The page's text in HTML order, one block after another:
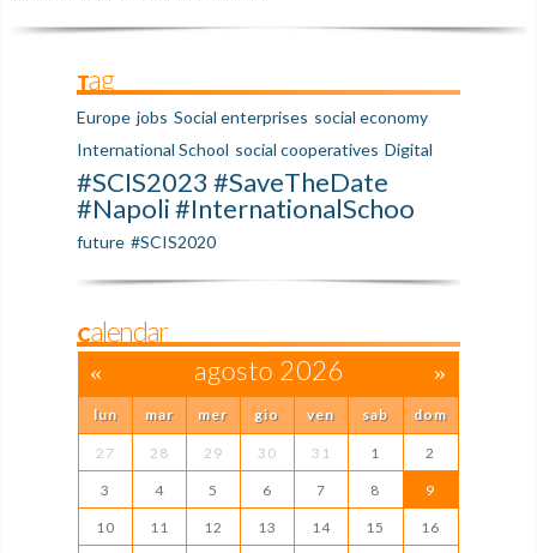
Tag
Europe jobs Social enterprises social economy
International School social cooperatives Digital
#SCIS2023 #SaveTheDate
#Napoli #InternationalSchoo
future #SCIS2020
Calendar
« agosto 2026 »
lun mar mer gio ven sab dom
27 28 29 30 31 1 2
3 4 5 6 7 8 9
10 11 12 13 14 15 16